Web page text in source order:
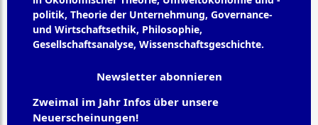
politik, Theorie der Unternehmung, Governance-
und Wirtschaftsethik, Philosophie,
Gesellschaftsanalyse, Wissenschaftsgeschichte.
Newsletter abonnieren
Zweimal im Jahr Infos über unsere
Neuerscheinungen!